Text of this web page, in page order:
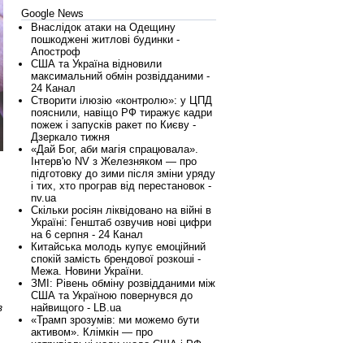
Google News
Внаслідок атаки на Одещину
пошкоджені житлові будинки -
Апостроф
США та Україна відновили
максимальний обмін розвідданими -
24 Канал
Створити ілюзію «контролю»: у ЦПД
пояснили, навіщо РФ тиражує кадри
пожеж і запусків ракет по Києву -
Дзеркало тижня
«Дай Бог, аби магія спрацювала».
Інтерв'ю NV з Железняком — про
підготовку до зими після зміни уряду
і тих, хто програв від перестановок -
nv.ua
Скільки росіян ліквідовано на війні в
Україні: Генштаб озвучив нові цифри
на 6 серпня - 24 Канал
Китайська молодь купує емоційний
спокій замість брендової розкоші -
Межа. Новини України.
ЗМІ: Рівень обміну розвідданими між
США та Україною повернувся до
найвищого - LB.ua
«Трамп зрозумів: ми можемо бути
активом». Клімкін — про